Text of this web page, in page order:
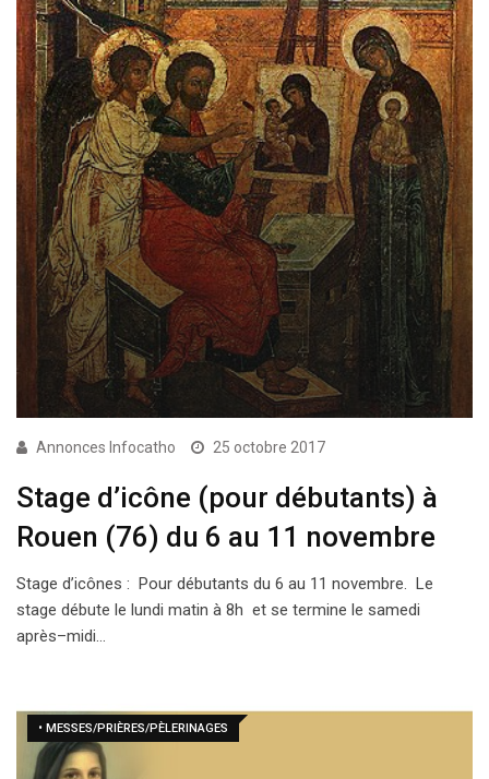
Annonces Infocatho 25 octobre 2017
Stage d’icône (pour débutants) à
Rouen (76) du 6 au 11 novembre
Stage d’icônes : Pour débutants du 6 au 11 novembre. Le
stage débute le lundi matin à 8h et se termine le samedi
après–midi…
• MESSES/PRIÈRES/PÈLERINAGES